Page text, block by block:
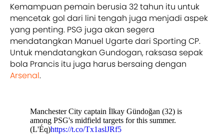
Kemampuan pemain berusia 32 tahun itu untuk
mencetak gol dari lini tengah juga menjadi aspek
yang penting. PSG juga akan segera
mendatangkan Manuel Ugarte dari Sporting CP.
Untuk mendatangkan Gundogan, raksasa sepak
bola Prancis itu juga harus bersaing dengan
Arsenal.
Manchester City captain İlkay Gündoğan (32) is
among PSG's midfield targets for this summer.
(L'Éq)https://t.co/Tx1aslJRf5